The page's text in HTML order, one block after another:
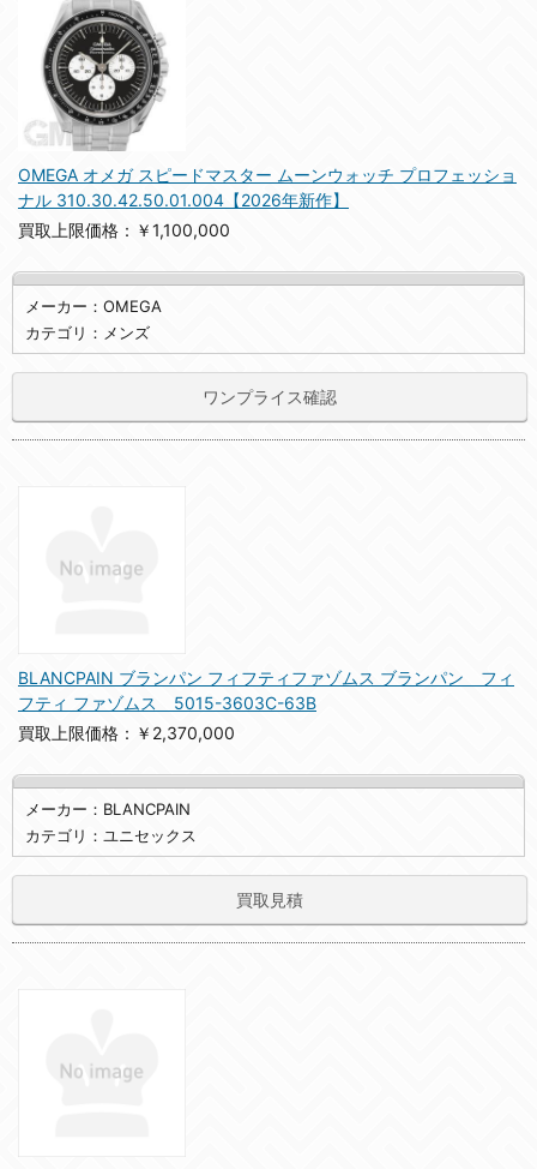
OMEGA オメガ スピードマスター ムーンウォッチ プロフェッショ
ナル 310.30.42.50.01.004【2026年新作】
買取上限価格：￥1,100,000
メーカー：OMEGA
カテゴリ：メンズ
ワンプライス確認
BLANCPAIN ブランパン フィフティファゾムス ブランパン フィ
フティ ファゾムス 5015-3603C-63B
買取上限価格：￥2,370,000
メーカー：BLANCPAIN
カテゴリ：ユニセックス
買取見積